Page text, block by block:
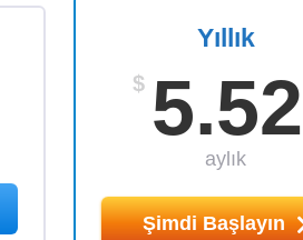
Yıllık
$ 5.52
aylık
Şimdi Başlayın